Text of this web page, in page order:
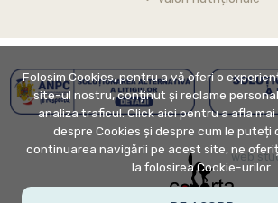
web
Folosim Cookies, pentru a vă oferi o
site-ul nostru, conținut și reclame
analiza traficul. Click aici pentru a afla
despre Cookies și despre cum le puteți
continuarea navigării pe acest site, ne
la folosirea Cookie-urilor.